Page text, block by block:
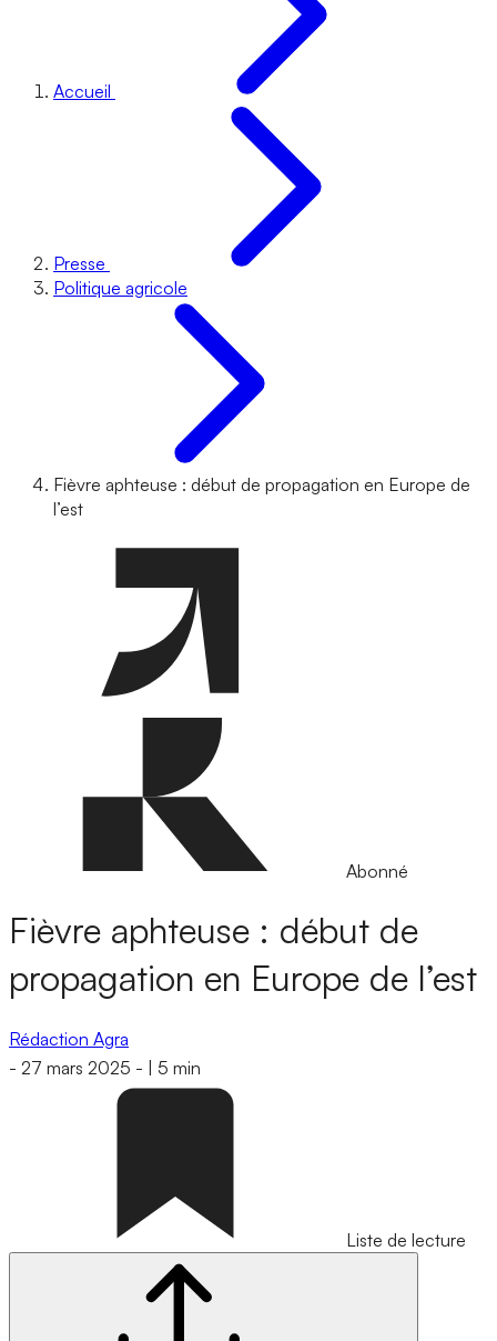
Accueil
Presse
Politique agricole
Fièvre aphteuse : début de propagation en Europe de
l’est
Abonné
Fièvre aphteuse : début de
propagation en Europe de l’est
Rédaction Agra
- 27 mars 2025 - 5 min
Liste de lecture